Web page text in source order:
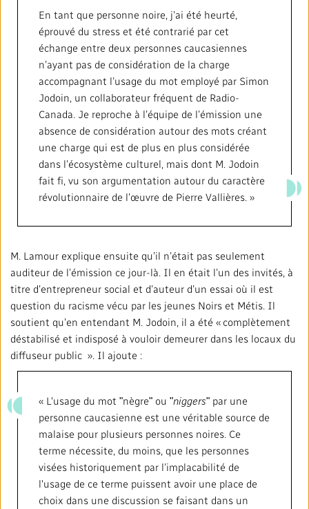
En tant que personne noire, j’ai été heurté,
éprouvé du stress et été contrarié par cet
échange entre deux personnes caucasiennes
n’ayant pas de considération de la charge
accompagnant l’usage du mot employé par Simon
Jodoin, un collaborateur fréquent de Radio-
Canada. Je reproche à l’équipe de l’émission une
absence de considération autour des mots créant
une charge qui est de plus en plus considérée
dans l’écosystème culturel, mais dont M. Jodoin
fait fi, vu son argumentation autour du caractère
révolutionnaire de l’œuvre de Pierre Vallières. »
M. Lamour explique ensuite qu’il n’était pas seulement
auditeur de l’émission ce jour-là. Il en était l’un des invités, à
titre d’entrepreneur social et d’auteur d’un essai où il est
question du racisme vécu par les jeunes Noirs et Métis. Il
soutient qu’en entendant M. Jodoin, il a été « complètement
déstabilisé et indisposé à vouloir demeurer dans les locaux du
diffuseur public ». Il ajoute :
« L'usage du mot ʺnègreʺ ou ʺniggersʺ par une
personne caucasienne est une véritable source de
malaise pour plusieurs personnes noires. Ce
terme nécessite, du moins, que les personnes
visées historiquement par l’implacabilité de
l'usage de ce terme puissent avoir une place de
choix dans une discussion se faisant dans un